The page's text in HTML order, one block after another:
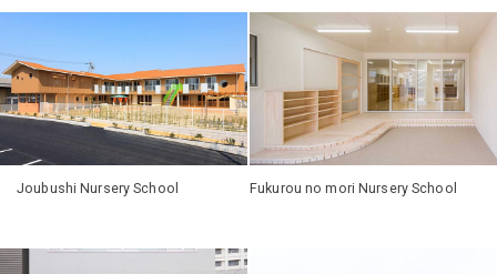
Joubushi Nursery School Fukurou no mori Nursery School